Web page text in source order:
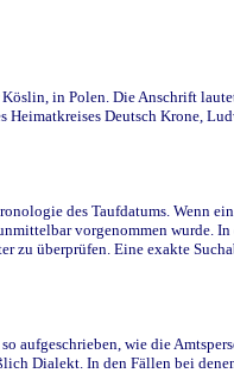
in Polen. Die Anschrift
Deutsch Krone,
des Taufdatums. Wenn
vorgenommen wurde.
überprüfen. Eine exakte
wie die
Dialekt. In den Fällen bei